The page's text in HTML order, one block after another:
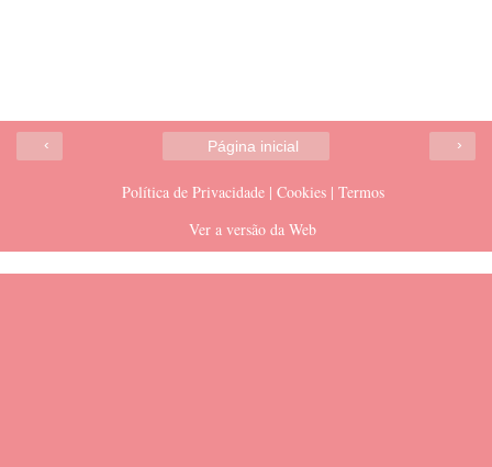
‹ ›
Página inicial
Política de Privacidade | Cookies | Termos
Ver a versão da Web